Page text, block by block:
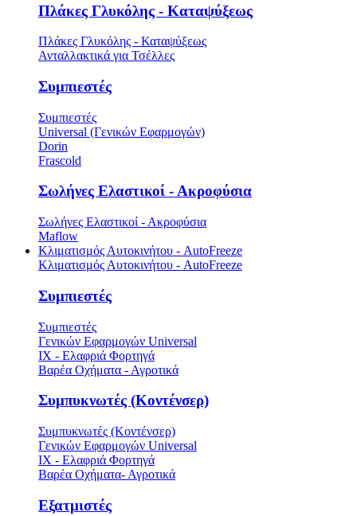
Πλάκες Γλυκόλης - Καταψύξεως
Πλάκες Γλυκόλης - Καταψύξεως
Ανταλλακτικά για Τσέλλες
Συμπιεστές
Συμπιεστές
Universal (Γενικών Εφαρμογών)
Dorin
Frascold
Σωλήνες Ελαστικοί - Ακροφύσια
Σωλήνες Ελαστικοί - Ακροφύσια
Maflow
Κλιματισμός Αυτοκινήτου - AutoFreeze
Κλιματισμός Αυτοκινήτου - AutoFreeze
Συμπιεστές
Συμπιεστές
Γενικών Εφαρμογών Universal
ΙΧ - Ελαφριά Φορτηγά
Βαρέα Οχήματα - Αγροτικά
Συμπυκνωτές (Κοντένσερ)
Συμπυκνωτές (Κοντένσερ)
Γενικών Εφαρμογών Universal
ΙΧ - Ελαφριά Φορτηγά
Βαρέα Οχήματα- Αγροτικά
Εξατμιστές